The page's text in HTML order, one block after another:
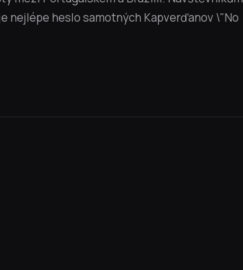
nejlépe heslo samotných Kapverďanov \"No